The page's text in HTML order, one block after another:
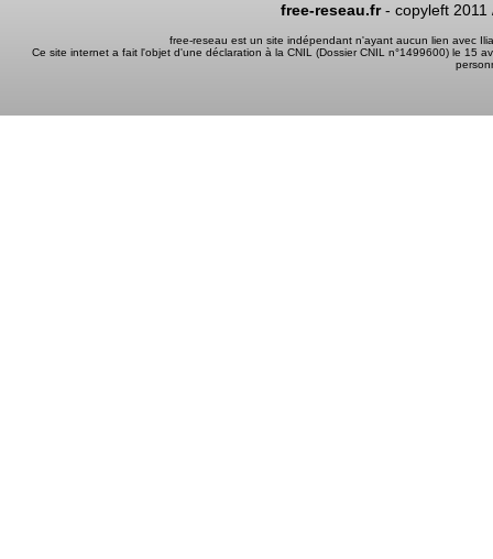
free-reseau.fr- copyleft 2011
free-reseau est un site indépendant n'ayant aucun lien avec
Ce site internet a fait l'objet d'une déclaration à la CNIL (Dossier CNIL n°1499600) le 15